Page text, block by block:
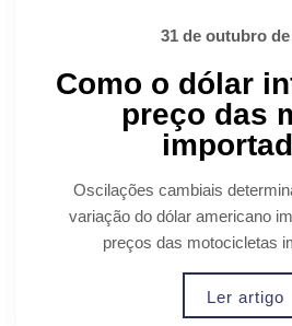
31 de outubro de
Como o dólar
preço das
Oscilações cambiais
variação do dólar americano
preços das motocicletas
Ler artigo